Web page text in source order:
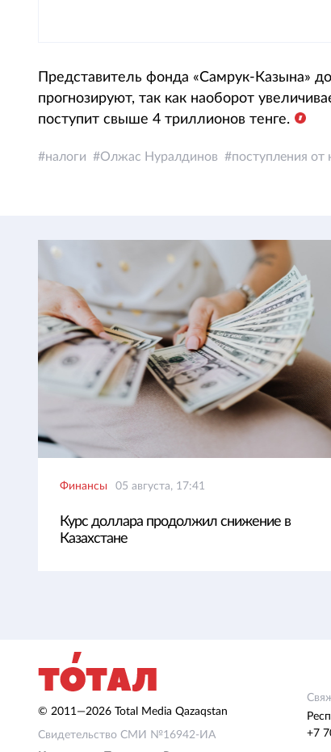
Представитель фонда «Самрук-Казына»
прогнозируют, так как наоборот
поступит свыше 4 триллионов тенге.
налоги Олжас Нуралдинов поступления от
Финансы 05 августа, 17:41
Курс доллара продолжил снижение в
Казахстане
© 2011—2026 Total Media Qazaqstan
Свидетельство СМИ №16942-ИА
+7